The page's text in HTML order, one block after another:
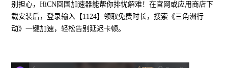
别担心，HiCN回国加速器能帮你排忧解难！在官网或应用商店下
载安装后，登录输入【1124】领取免费时长，搜索《三角洲行
动》一键加速，轻松告别延迟卡顿。